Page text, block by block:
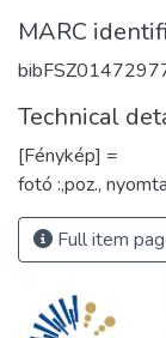
MARC
Technical
[Fénykép] =
fotó :,poz.,
Full item